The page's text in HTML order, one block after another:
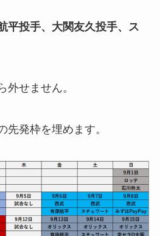
平投手、大関友久投手、ス
外せません。
先発枠を埋めます。